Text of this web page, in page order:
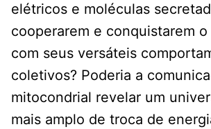
elétricos e moléculas
cooperarem e conquistarem
com seus versáteis
coletivos? Poderia a
mitocondrial revelar um
mais amplo de troca de